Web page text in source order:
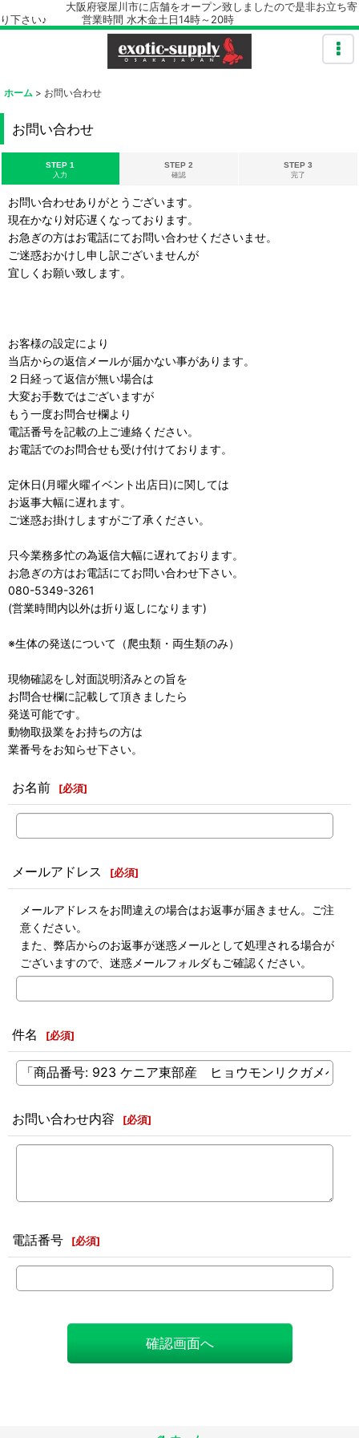
大阪府寝屋川市に店舗をオープン致しましたので是非お立ち寄
り下さい♪ 営業時間 水木金土日14時～20時
ホーム > お問い合わせ
お問い合わせ
STEP 1
入力
STEP 2
確認
STEP 3
完了
お問い合わせありがとうございます。
現在かなり対応遅くなっております。
お急ぎの方はお電話にてお問い合わせくださいませ。
ご迷惑おかけし申し訳ございませんが
宜しくお願い致します。
お客様の設定により
当店からの返信メールが届かない事があります。
２日経って返信が無い場合は
大変お手数ではございますが
もう一度お問合せ欄より
電話番号を記載の上ご連絡ください。
お電話でのお問合せも受け付けております。
定休日(月曜火曜イベント出店日)に関しては
お返事大幅に遅れます。
ご迷惑お掛けしますがご了承ください。
只今業務多忙の為返信大幅に遅れております。
お急ぎの方はお電話にてお問い合わせ下さい。
080-5349-3261
(営業時間内以外は折り返しになります)
※生体の発送について（爬虫類・両生類のみ）
現物確認をし対面説明済みとの旨を
お問合せ欄に記載して頂きましたら
発送可能です。
動物取扱業をお持ちの方は
業番号をお知らせ下さい。
お名前 [必須]
メールアドレス [必須]
メールアドレスをお間違えの場合はお返事が届きません。ご注
意ください。
また、弊店からのお返事が迷惑メールとして処理される場合が
ございますので、迷惑メールフォルダもご確認ください。
件名 [必須]
お問い合わせ内容 [必須]
電話番号 [必須]
確認画面へ